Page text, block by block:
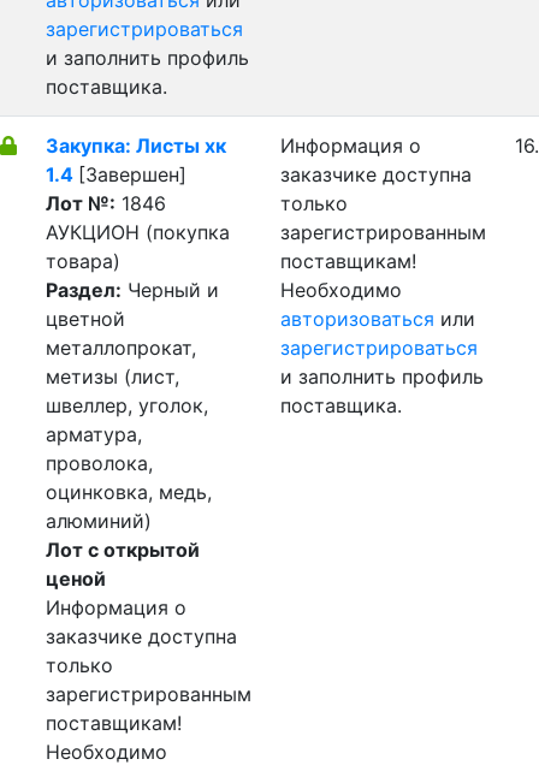
зарегистрироваться
и заполнить профиль
поставщика.
Закупка: Листы хк
1.4 [Завершен]
Лот №: 1846
АУКЦИОН (покупка
товара)
Раздел: Черный и
цветной
металлопрокат,
метизы (лист,
швеллер, уголок,
арматура,
проволока,
оцинковка, медь,
алюминий)
Лот с открытой
ценой
Информация о
заказчике доступна
только
зарегистрированным
поставщикам!
Необходимо
Информация о
заказчике доступна
только
зарегистрированным
поставщикам!
Необходимо
авторизоваться или
зарегистрироваться
и заполнить профиль
поставщика.